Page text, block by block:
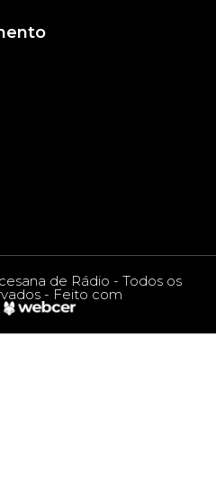
de Rádio - Todos os
- Feito com